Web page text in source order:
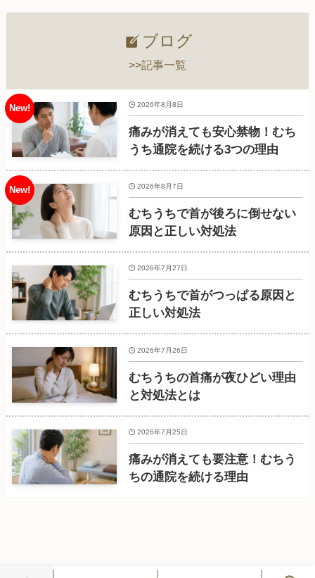
ブログ
>>記事一覧
痛みが消えても安心禁物！むち
うち通院を続ける3つの理由
2026年8月8日
むちうちで首が後ろに倒せない
原因と正しい対処法
2026年8月7日
むちうちで首がつっぱる原因と
正しい対処法
2026年7月27日
むちうちの首痛が夜ひどい理由
と対処法とは
2026年7月26日
痛みが消えても要注意！むちう
ちの通院を続ける理由
2026年7月25日